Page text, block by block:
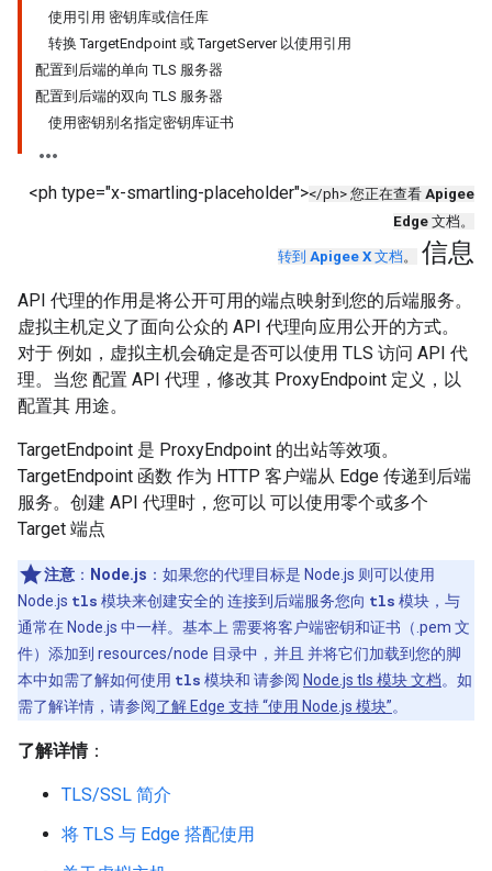
使用引用 密钥库或信任库
转换 TargetEndpoint 或 TargetServer 以使用引用
配置到后端的单向 TLS 服务器
配置到后端的双向 TLS 服务器
使用密钥别名指定密钥库证书
<ph type="x-smartling-placeholder"></ph> 您正在查看 Apigee
Edge 文档。
转到 Apigee X 文档。 信息
API 代理的作用是将公开可用的端点映射到您的后端服务。
虚拟主机定义了面向公众的 API 代理向应用公开的方式。
对于 例如，虚拟主机会确定是否可以使用 TLS 访问 API 代
理。当您 配置 API 代理，修改其 ProxyEndpoint 定义，以
配置其 用途。
TargetEndpoint 是 ProxyEndpoint 的出站等效项。
TargetEndpoint 函数 作为 HTTP 客户端从 Edge 传递到后端
服务。创建 API 代理时，您可以 可以使用零个或多个
Target 端点
注意 ： Node.js ：如果您的代理目标是 Node.js 则可以使用
Node.js tls 模块来创建安全的 连接到后端服务您向 tls 模块，与
通常在 Node.js 中一样。基本上 需要将客户端密钥和证书（.pem 文
件）添加到 resources/node 目录中，并且 并将它们加载到您的脚
本中如需了解如何使用 tls 模块和 请参阅 Node.js tls 模块 文档。如
需了解详情，请参阅了解 Edge 支持 “使用 Node.js 模块”。
了解详情：
TLS/SSL 简介
将 TLS 与 Edge 搭配使用